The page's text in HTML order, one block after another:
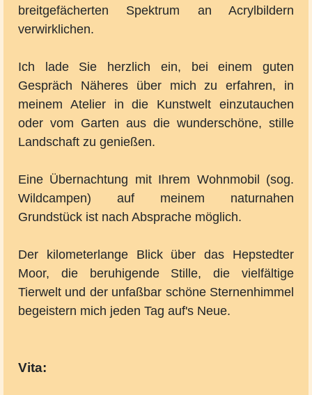
breitgefächerten Spektrum an Acrylbildern
verwirklichen.
Ich lade Sie herzlich ein, bei einem guten
Gespräch Näheres über mich zu erfahren, in
meinem Atelier in die Kunstwelt einzutauchen
oder vom Garten aus die wunderschöne, stille
Landschaft zu genießen.
Eine Übernachtung mit Ihrem Wohnmobil (sog.
Wildcampen) auf meinem naturnahen
Grundstück ist nach Absprache möglich.
Der kilometerlange Blick über das Hepstedter
Moor, die beruhigende Stille, die vielfältige
Tierwelt und der unfaßbar schöne Sternenhimmel
begeistern mich jeden Tag auf's Neue.
Vita: